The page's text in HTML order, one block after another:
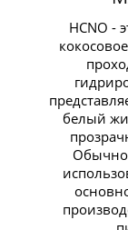
HCNO -
белый